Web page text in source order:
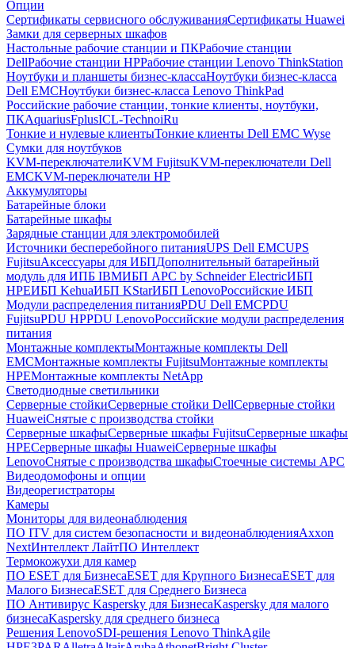
Опции
Сертификаты сервисного обслуживанияСертификаты Huawei
Замки для серверных шкафов
Настольные рабочие станции и ПКРабочие станции
DellРабочие станции HPРабочие станции Lenovo ThinkStation
Ноутбуки и планшеты бизнес-классаНоутбуки бизнес-класса
Dell EMCНоутбуки бизнес-класса Lenovo ThinkPad
Российские рабочие станции, тонкие клиенты, ноутбуки,
ПКAquariusFplusICL-TechnoiRu
Тонкие и нулевые клиентыТонкие клиенты Dell EMC Wyse
Сумки для ноутбуков
KVM-переключателиKVM FujitsuKVM-переключатели Dell
EMCKVM-переключатели HP
Аккумуляторы
Батарейные блоки
Батарейные шкафы
Зарядные станции для электромобилей
Источники бесперебойного питанияUPS Dell EMCUPS
FujitsuАксессуары для ИБПДополнительный батарейный
модуль для ИПБ IBMИБП APC by Schneider ElectricИБП
HPEИБП KehuaИБП KStarИБП LenovoРоссийские ИБП
Модули распределения питанияPDU Dell EMCPDU
FujitsuPDU HPPDU LenovoРоссийские модули распределения
питания
Монтажные комплектыМонтажные комплекты Dell
EMCМонтажные комплекты FujitsuМонтажные комплекты
HPEМонтажные комплекты NetApp
Светодиодные светильники
Серверные стойкиСерверные стойки DellСерверные стойки
HuaweiСнятые с производства стойки
Серверные шкафыСерверные шкафы FujitsuСерверные шкафы
HPEСерверные шкафы HuaweiСерверные шкафы
LenovoСнятые с производства шкафыСтоечные системы APC
Видеодомофоны и опции
Видеорегистраторы
Камеры
Мониторы для видеонаблюдения
ПО ITV для систем безопасности и видеонаблюденияAxxon
NextИнтеллект ЛайтПО Интеллект
Термокожухи для камер
ПО ESET для БизнесаESET для Крупного БизнесаESET для
Малого БизнесаESET для Среднего Бизнеса
ПО Антивирус Kaspersky для БизнесаKaspersky для малого
бизнесаKaspersky для среднего бизнеса
Решения LenovoSDI-решения Lenovo ThinkAgile